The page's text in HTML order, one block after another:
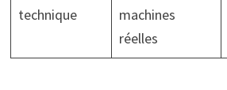
technique
machines
réelles